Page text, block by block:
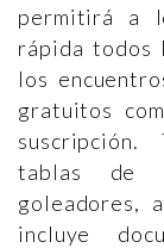
permitirá a
rápida todos
los
gratuitos
suscripción.
tablas de
goleadores,
incluye